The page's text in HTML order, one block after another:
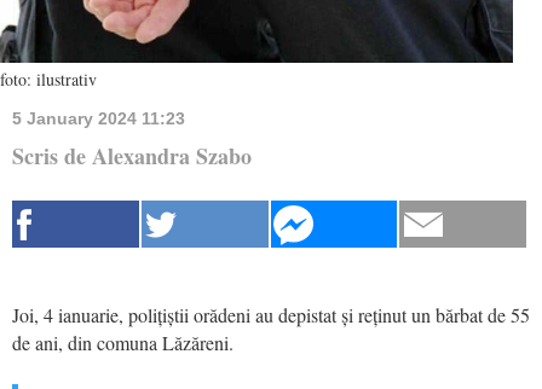
foto: ilustrativ
5 January 2024 11:23
Scris de Alexandra Szabo
Joi, 4 ianuarie, polițiștii orădeni au depistat și reținut un bărbat de 55
de ani, din comuna Lăzăreni.